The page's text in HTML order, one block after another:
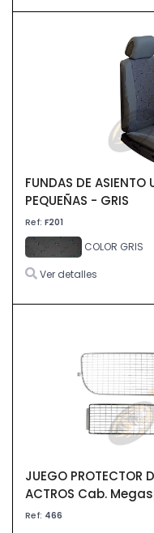
FUNDAS DE ASIENTO
PEQUEÑAS - GRIS
Ref: F201
COLOR GRIS
Ver detalles
JUEGO PROTECTOR
ACTROS Cab.
Ref: 466